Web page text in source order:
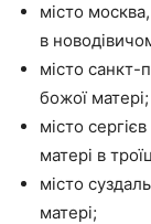
місто
в
місто санкт-
божої матері;
місто
матері в
місто
матері;